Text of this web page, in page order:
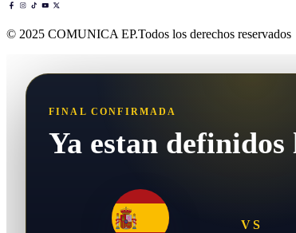
© 2025 COMUNICA EP.Todos los derechos reservados
FINAL CONFIRMADA
Ya estan
VS